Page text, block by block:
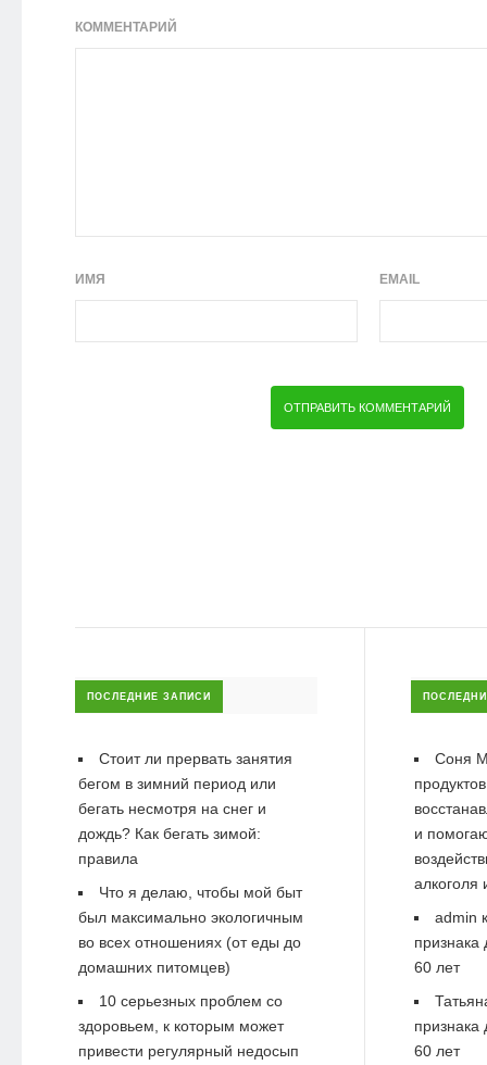
КОММЕНТАРИЙ
ИМЯ EMAIL
ПОСЛЕДНИЕ ЗАПИСИ
Стоит ли прервать занятия
бегом в зимний период или
бегать несмотря на снег и
дождь? Как бегать зимой:
правила
Что я делаю, чтобы мой быт
был максимально экологичным
во всех отношениях (от еды до
домашних питомцев)
10 серьезных проблем со
здоровьем, к которым может
привести регулярный недосып
Соня
и
алкоголя
admin
60 лет
60 лет